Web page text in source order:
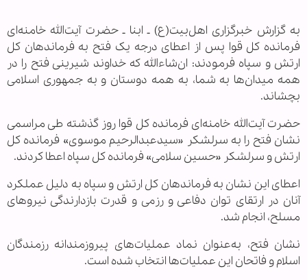
به گزارش خبرگزاری اهل‌بیت(ع) ـ ابنا ـ حضرت آیت‌الله خامنه‌ای
فرمانده کل قوا پس از اعطای درجه یک فتح به فرماندهان کل
ارتش و سپاه فرمودند: ان‌شاءالله که خداوند شیرینی فتح را در
همه میدان‌ها به شما، به همه دوستان و به جمهوری اسلامی
بچشاند.
‌حضرت آیت‌الله خامنه‌ای فرمانده کل قوا روز گذشته طی مراسمی
نشان فتح را به سرلشکر «سیدعبدالرحیم موسوی» فرمانده کل
ارتش و سرلشکر «حسین سلامی» فرمانده کل سپاه اعطا کردند.
اعطای این نشان به فرماندهان کل ارتش و سپاه به دلیل عملکرد
آنان در ارتقای توان دفاعی و رزمی و قدرت بازدارندگی نیروهای
مسلح، انجام شد.
نشان فتح، به‌عنوان نماد عملیات‌های پیروزمندانه رزمندگان
اسلام و فاتحان این عملیات‌ها انتخاب شده است.